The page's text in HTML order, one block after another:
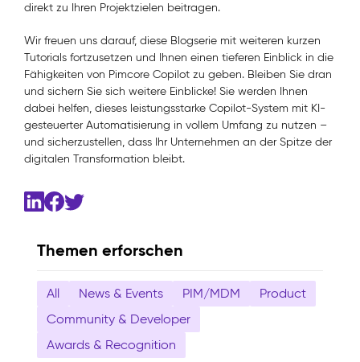
Themen erforschen
All News & Events PIM/MDM
Product
Community & Developer
Awards & Recognition
direkt zu Ihren Projektzielen beitragen.
Wir freuen uns darauf, diese Blogserie mit weiteren kurzen
Tutorials fortzusetzen und Ihnen einen tieferen Einblick in die
Fähigkeiten von Pimcore Copilot zu geben. Bleiben Sie dran
und sichern Sie sich weitere Einblicke! Sie werden Ihnen
dabei helfen, dieses leistungsstarke Copilot-System mit KI-
gesteuerter Automatisierung in vollem Umfang zu nutzen –
und sicherzustellen, dass Ihr Unternehmen an der Spitze der
digitalen Transformation bleibt.